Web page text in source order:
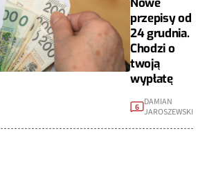
przepisy od
24 grudnia.
Chodzi o
twoją
wypłatę
6
DAMIAN
JAROSZEWSKI